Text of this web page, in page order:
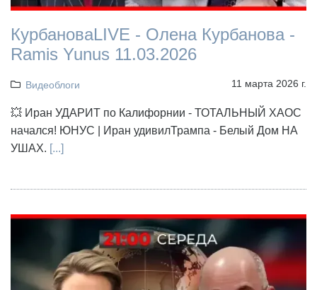
КурбановаLIVE - Олена Курбанова -
Ramis Yunus 11.03.2026
Видеоблоги 11 марта 2026 г.
💥 Иран УДАРИТ по Калифорнии - ТОТАЛЬНЫЙ ХАОС
начался! ЮНУС | Иран удивилТрампа - Белый Дом НА
УШАХ. [...]